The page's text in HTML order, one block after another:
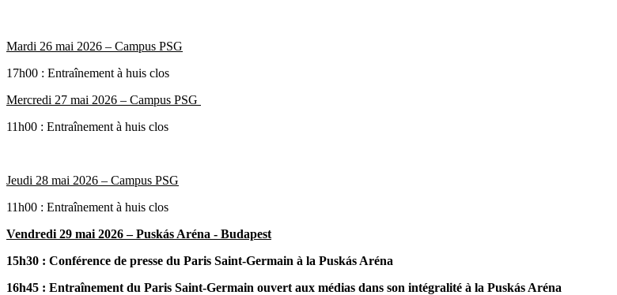
Mardi 26 mai 2026 – Campus PSG
17h00 : Entraînement à huis clos
Mercredi 27 mai 2026 – Campus PSG
11h00 : Entraînement à huis clos
Jeudi 28 mai 2026 – Campus PSG
11h00 : Entraînement à huis clos
Vendredi 29 mai 2026 – Puskás Aréna - Budapest
15h30 : Conférence de presse du Paris Saint-Germain à la Puskás Aréna
16h45 : Entraînement du Paris Saint-Germain ouvert aux médias dans son intégralité à la Puskás Aréna